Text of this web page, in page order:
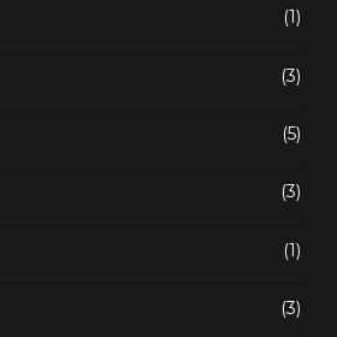
(1)
(3)
(5)
(3)
(1)
(3)